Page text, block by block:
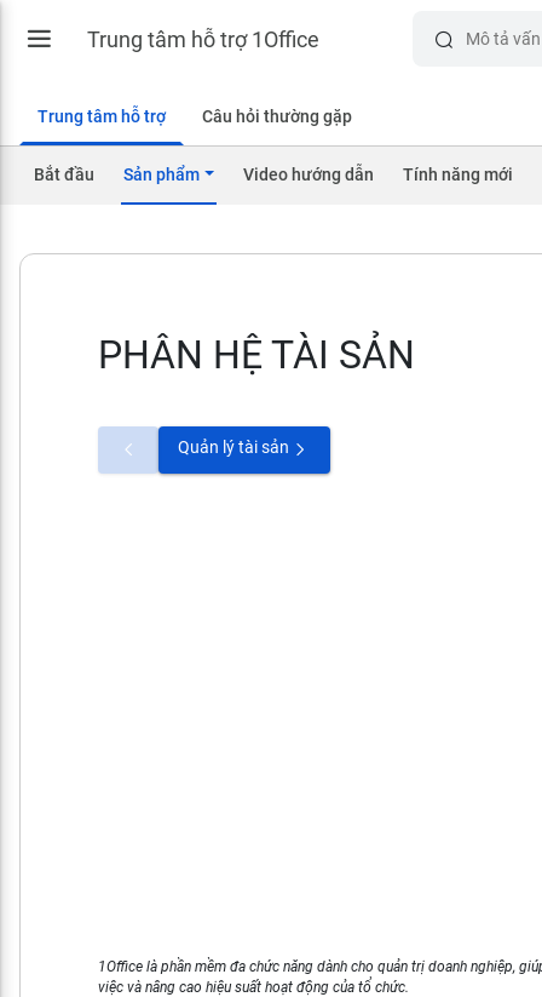
Trung tâm hỗ trợ 1Office
Trung tâm hỗ trợ Câu hỏi thường gặp
Bắt đầu Sản phẩm Video hướng dẫn Tính năng mới
PHÂN HỆ TÀI SẢN
Quản lý tài sản
1Office là phần mềm đa chức năng dành cho quản trị doanh nghiệp,
việc và nâng cao hiệu suất hoạt động của tổ chức.